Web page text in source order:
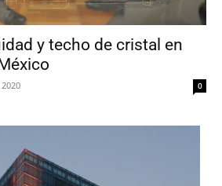
y techo de cristal en
0